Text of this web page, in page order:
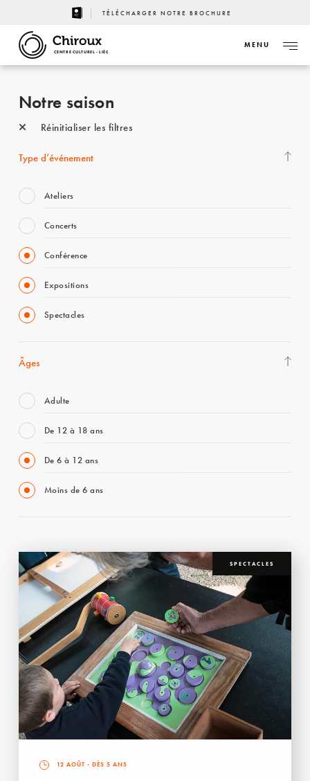
TÉLÉCHARGER NOTRE BROCHURE
CENTRE CULTUREL - LIÈGE
MENU
Notre saison
Réinitialiser les filtres
Type d’événement
Ateliers
Concerts
Conférence
Expositions
Spectacles
Âges
Adulte
De 12 à 18 ans
De 6 à 12 ans
Moins de 6 ans
SPECTACLES
12 AOÛT - DÈS 5 ANS